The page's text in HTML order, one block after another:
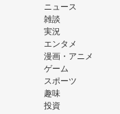
ニュース
雑談
実況
エンタメ
漫画・アニメ
ゲーム
スポーツ
趣味
投資